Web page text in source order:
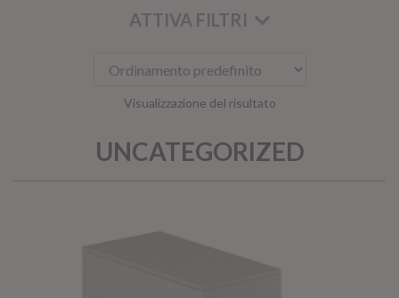
TAVOLI RIUNIONE
UNCATEGORIZED
Visualizzazione del risultato
ATTIVA FILTRI